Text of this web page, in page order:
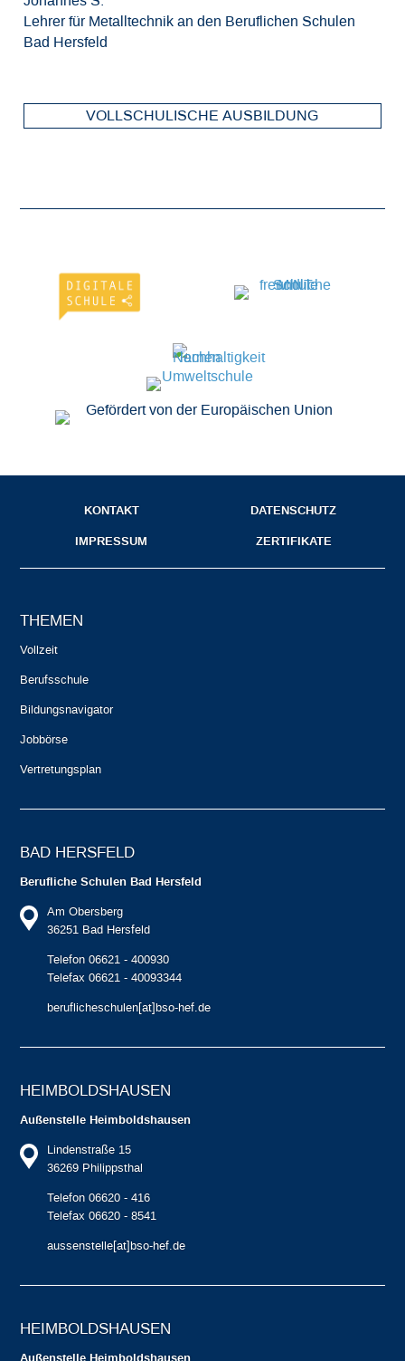
Lehrer für Metalltechnik an den Beruflichen Schulen
Bad Hersfeld
VOLLSCHULISCHE AUSBILDUNG
KONTAKT
DATENSCHUTZ
IMPRESSUM
ZERTIFIKATE
THEMEN
Vollzeit
Berufsschule
Bildungsnavigator
Jobbörse
Vertretungsplan
BAD HERSFELD
Berufliche Schulen Bad Hersfeld
Am Obersberg
36251 Bad Hersfeld
Telefon 06621 - 400930
Telefax 06621 - 40093344
beruflicheschulen[at]bso-hef.de
HEIMBOLDS­HAUSEN
Außenstelle Heimboldshausen
Lindenstraße 15
36269 Philippsthal
Telefon 06620 - 416
Telefax 06620 - 8541
aussenstelle[at]bso-hef.de
HEIMBOLDS­HAUSEN